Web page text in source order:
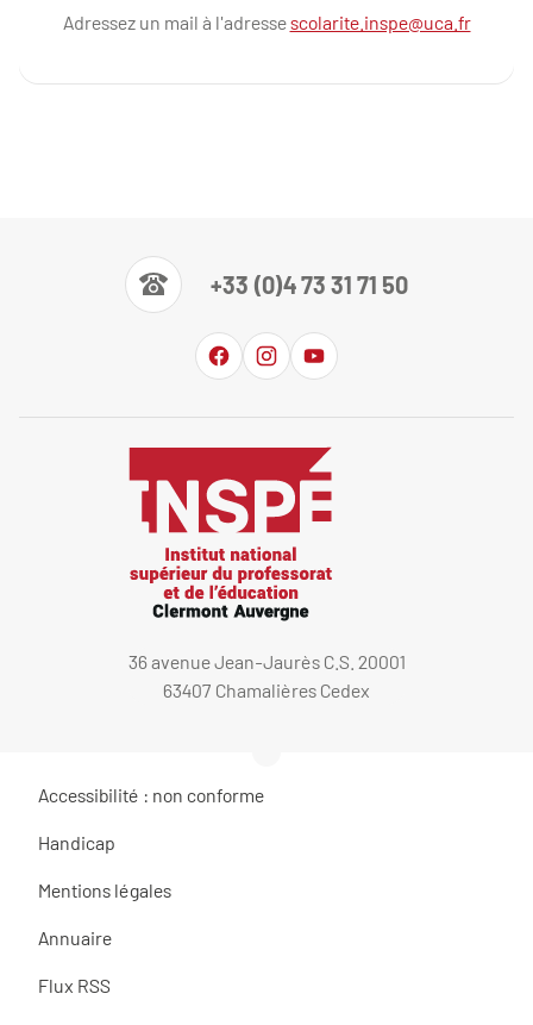
Adressez un mail à l'adressescolarite.inspe@uca.fr
+33 (0)4 73 31 71 50
36 avenue Jean-Jaurès C.S. 20001
63407 Chamalières Cedex
Accessibilité : non conforme
Handicap
Mentions légales
Annuaire
Flux RSS